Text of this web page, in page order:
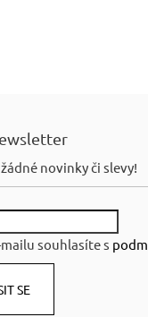
novinky či slevy!
souhlasíte s
SE